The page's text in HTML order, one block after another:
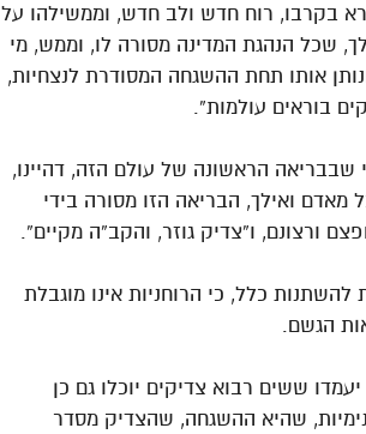
בקרבו, רוח חדש ולב חדש, וממשילהו על
שכל הנהגת המדינה מסורה לו, וממש, מי
אותו תחת ההשגחה המסודרת לנצחיות,
בוראים עולמות”.
הראשונה של עולם הזה, דהיינו,
ואילך, הבריאה הזו מסורה בידי
ורצונם, ו”צדיק גוזר, והקב”ה מקיים”.
כלל, כי הרוחניות אינו מוגבלת
הגשם.
ששים רבוא צדיקים יוכלו גם כן
שהיא ההשגחה, שהצדיק מסדר